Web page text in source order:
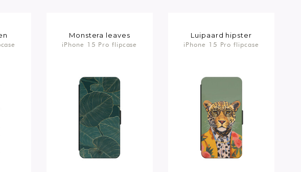
Monstera leaves
iPhone 15 Pro flipcase
Luipaard hipster
iPhone 15 Pro flipcase